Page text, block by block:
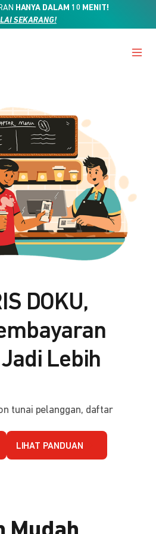
HANYA DALAM 10 MENIT!
SEKARANG!
DOKU,
Lebih
tunai pelanggan, daftar
LIHAT PANDUAN